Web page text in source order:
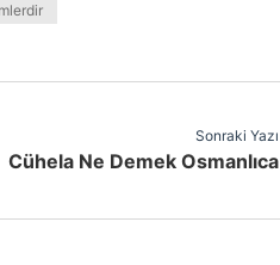
Sonraki Yazı
Cühela Ne Demek Osmanlıca